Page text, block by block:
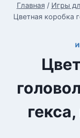
Главная / Игры
Цветная коробка